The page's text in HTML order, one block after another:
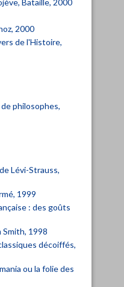
Bataille, 2000
2000
de l'Histoire,
philosophes,
Lévi-Strauss,
1999
: des goûts
Smith, 1998
décoiffés,
ou la folie des